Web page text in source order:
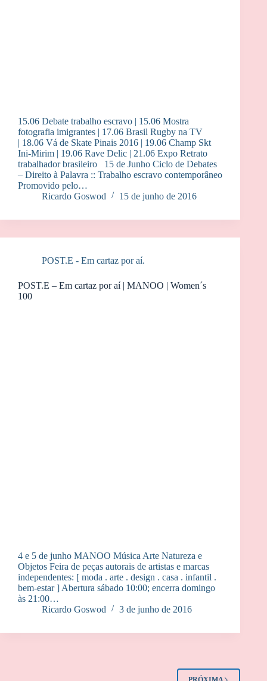
15.06 Debate trabalho escravo | 15.06 Mostra
fotografia imigrantes | 17.06 Brasil Rugby na TV
| 18.06 Vá de Skate Pinais 2016 | 19.06 Champ Skt
Ini-Mirim | 19.06 Rave Delic | 21.06 Expo Retrato
trabalhador brasileiro 15 de Junho Ciclo de Debates
– Direito à Palavra :: Trabalho escravo contemporâneo
Promovido pelo…
Ricardo Goswod
15 de junho de 2016
POST.E - Em cartaz por aí.
POST.E – Em cartaz por aí | MANOO | Women´s
100
4 e 5 de junho MANOO Música Arte Natureza e
Objetos Feira de peças autorais de artistas e marcas
independentes: [ moda . arte . design . casa . infantil .
bem-estar ] Abertura sábado 10:00; encerra domingo
às 21:00…
Ricardo Goswod
3 de junho de 2016